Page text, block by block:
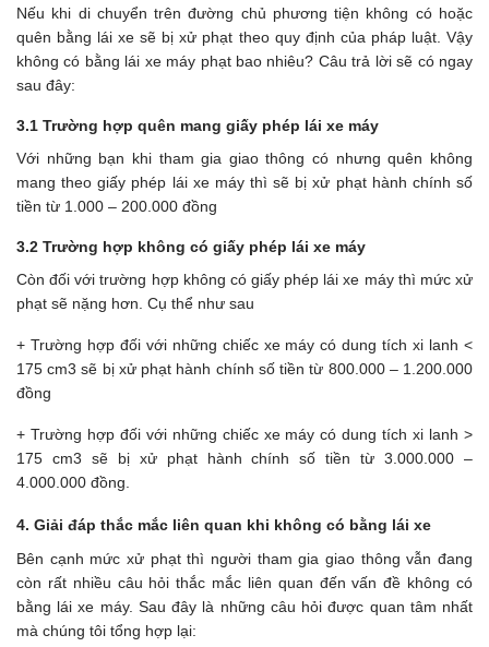
Nếu khi di chuyển trên đường chủ phương tiện không có hoặc
quên bằng lái xe sẽ bị xử phạt theo quy định của pháp luật. Vậy
không có bằng lái xe máy phạt bao nhiêu? Câu trả lời sẽ có ngay
sau đây:
3.1 Trường hợp quên mang giấy phép lái xe máy
Với những bạn khi tham gia giao thông có nhưng quên không
mang theo giấy phép lái xe máy thì sẽ bị xử phạt hành chính số
tiền từ 1.000 – 200.000 đồng
3.2 Trường hợp không có giấy phép lái xe máy
Còn đối với trường hợp không có giấy phép lái xe máy thì mức xử
phạt sẽ nặng hơn. Cụ thể như sau
+ Trường hợp đối với những chiếc xe máy có dung tích xi lanh <
175 cm3 sẽ bị xử phạt hành chính số tiền từ 800.000 – 1.200.000
đồng
+ Trường hợp đối với những chiếc xe máy có dung tích xi lanh >
175 cm3 sẽ bị xử phạt hành chính số tiền từ 3.000.000 –
4.000.000 đồng.
4. Giải đáp thắc mắc liên quan khi không có bằng lái xe
Bên cạnh mức xử phạt thì người tham gia giao thông vẫn đang
còn rất nhiều câu hỏi thắc mắc liên quan đến vấn đề không có
bằng lái xe máy. Sau đây là những câu hỏi được quan tâm nhất
mà chúng tôi tổng hợp lại: